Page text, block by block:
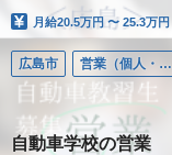
月給20.5万円 〜 25.3万円
広島市 営業（個人・法人）
自動車学校の営業